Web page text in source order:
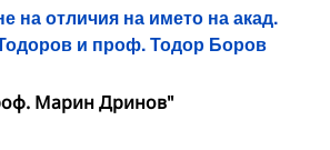
на отличия на името на акад.
и проф. Тодор Боров
Марин Дринов"